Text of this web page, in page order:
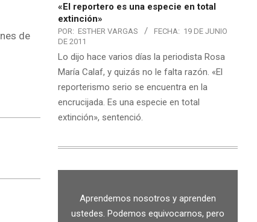
de
«El reportero es una especie en total
extinción»
POR: ESTHER VARGAS FECHA: 19 DE JUNIO
DE 2011
Lo dijo hace varios días la periodista Rosa
María Calaf, y quizás no le falta razón. «El
reporterismo serio se encuentra en la
encrucijada. Es una especie en total
extinción», sentenció.
Aprendemos nosotros y aprenden
ustedes. Podemos equivocarnos, pero